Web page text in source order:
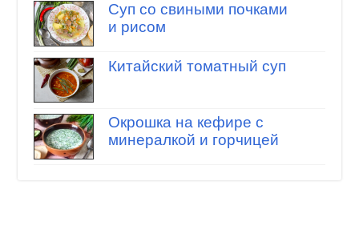
Суп со свиными почками
и рисом
Китайский томатный суп
Окрошка на кефире с
минералкой и горчицей